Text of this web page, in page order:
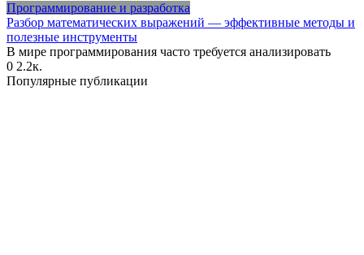
Программирование и разработка
Разбор математических выражений — эффективные методы и
полезные инструменты
В мире программирования часто требуется анализировать
0 2.2к.
Популярные публикации